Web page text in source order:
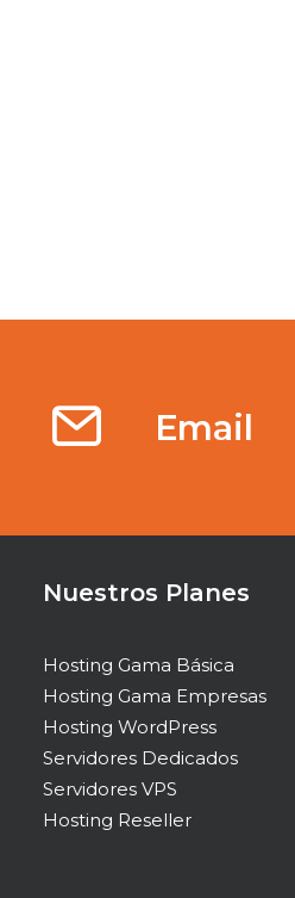
Email
Nuestros Planes
Hosting Gama Básica
Hosting Gama Empresas
Hosting WordPress
Servidores Dedicados
Servidores VPS
Hosting Reseller